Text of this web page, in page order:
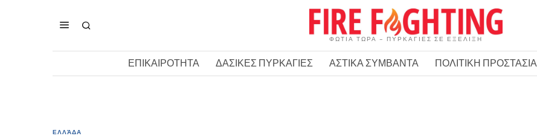
ΦΩΤΙΑ ΤΩΡΑ – ΠΥΡΚΑΓΙΕΣ ΣΕ ΕΞΕΛΙΞΗ
ΕΠΙΚΑΙΡΟΤΗΤΑ ΔΑΣΙΚΕΣ ΠΥΡΚΑΓΙΕΣ ΑΣΤΙΚΑ ΣΥΜΒΑΝΤΑ ΠΟΛΙΤΙΚΗ ΠΡΟΣΤΑΣΙΑ
ΕΛΛΆΔΑ